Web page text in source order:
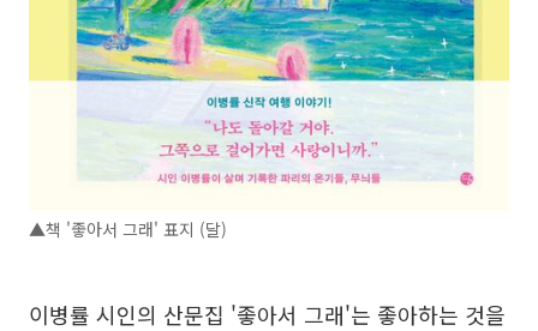
▲책 '좋아서 그래' 표지 (달)
이병률 시인의 산문집 '좋아서 그래'는 좋아하는 것을